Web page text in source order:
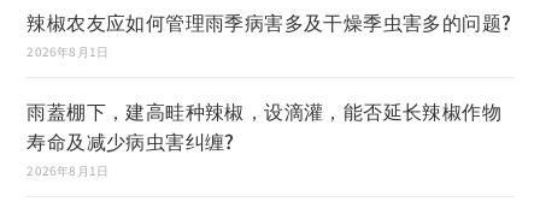
辣椒农友应如何管理雨季病害多及干燥季虫害多的问题?
2026年8月1日
雨蓋棚下，建高畦种辣椒，设滴灌，能否延长辣椒作物
寿命及减少病虫害纠缠?
2026年8月1日